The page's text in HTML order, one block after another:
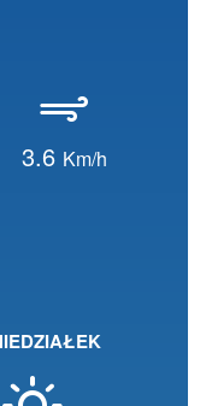
3.6 Km/h